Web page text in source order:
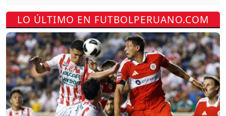
LO ÚLTIMO EN FUTBOLPERUANO.COM